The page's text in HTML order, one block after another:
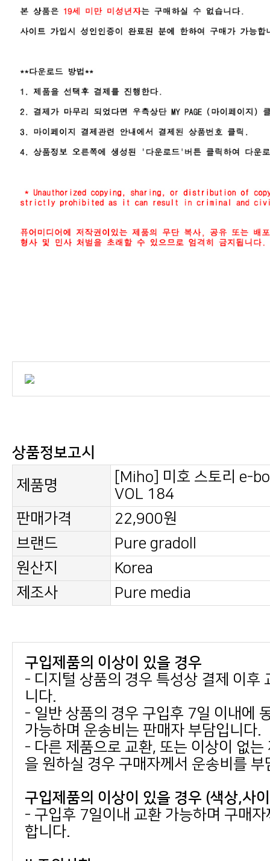
상품정보고시
제품명
VOL 184
판매가격
22,900원
브랜드
Pure gradoll
원산지
Korea
제조사
Pure media
구입제품의 이상이 있을 경우
니다.
가능하며 운송비는 판매자 부담입니다.
을 원하실 경우 구매자께서 운송비를 부
구입제품의 이상이 있을 경우 (색상,사
합니다.